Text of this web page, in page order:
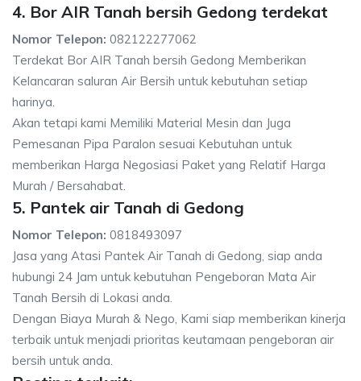
4. Bor AIR Tanah bersih Gedong terdekat
Nomor Telepon: 082122277062
Terdekat Bor AIR Tanah bersih Gedong Memberikan
Kelancaran saluran Air Bersih untuk kebutuhan setiap
harinya.
Akan tetapi kami Memiliki Material Mesin dan Juga
Pemesanan Pipa Paralon sesuai Kebutuhan untuk
memberikan Harga Negosiasi Paket yang Relatif Harga
Murah / Bersahabat.
5. Pantek air Tanah di Gedong
Nomor Telepon: 0818493097
Jasa yang Atasi Pantek Air Tanah di Gedong, siap anda
hubungi 24 Jam untuk kebutuhan Pengeboran Mata Air
Tanah Bersih di Lokasi anda.
Dengan Biaya Murah & Nego, Kami siap memberikan kinerja
terbaik untuk menjadi prioritas keutamaan pengeboran air
bersih untuk anda.